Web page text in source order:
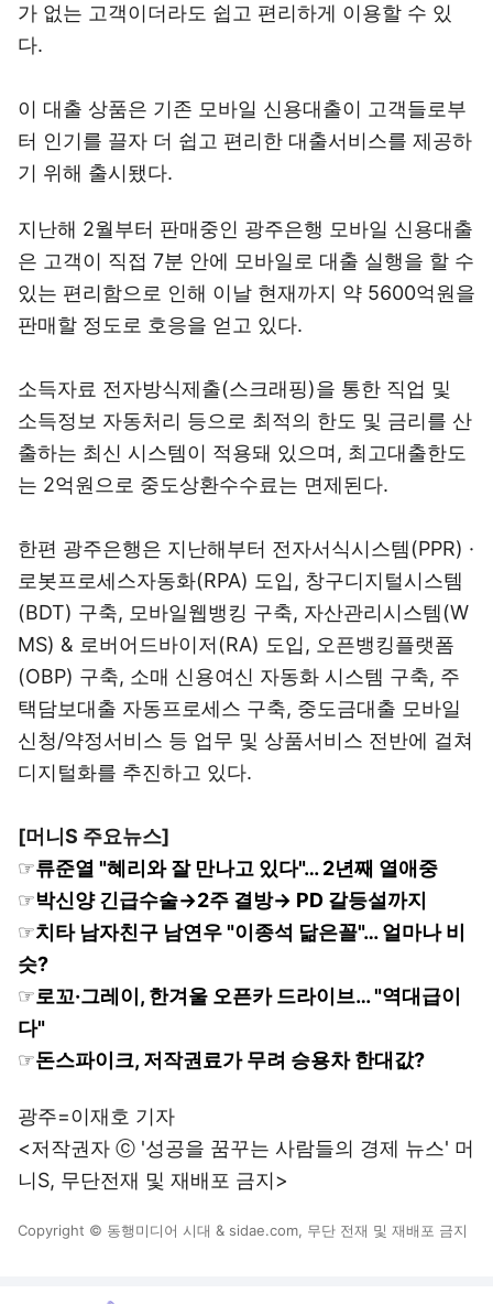
가 없는 고객이더라도 쉽고 편리하게 이용할 수 있
다.
이 대출 상품은 기존 모바일 신용대출이 고객들로부
터 인기를 끌자 더 쉽고 편리한 대출서비스를 제공하
기 위해 출시됐다.
지난해 2월부터 판매중인 광주은행 모바일 신용대출
은 고객이 직접 7분 안에 모바일로 대출 실행을 할 수
있는 편리함으로 인해 이날 현재까지 약 5600억원을
판매할 정도로 호응을 얻고 있다.
소득자료 전자방식제출(스크래핑)을 통한 직업 및
소득정보 자동처리 등으로 최적의 한도 및 금리를 산
출하는 최신 시스템이 적용돼 있으며, 최고대출한도
는 2억원으로 중도상환수수료는 면제된다.
한편 광주은행은 지난해부터 전자서식시스템(PPR) ·
로봇프로세스자동화(RPA) 도입, 창구디지털시스템
(BDT) 구축, 모바일웹뱅킹 구축, 자산관리시스템(W
MS) & 로버어드바이저(RA) 도입, 오픈뱅킹플랫폼
(OBP) 구축, 소매 신용여신 자동화 시스템 구축, 주
택담보대출 자동프로세스 구축, 중도금대출 모바일
신청/약정서비스 등 업무 및 상품서비스 전반에 걸쳐
디지털화를 추진하고 있다.
[머니S 주요뉴스]
☞류준열 "혜리와 잘 만나고 있다"… 2년째 열애중
☞박신양 긴급수술→2주 결방→ PD 갈등설까지
☞치타 남자친구 남연우 "이종석 닮은꼴"… 얼마나 비
슷?
☞로꼬·그레이, 한겨울 오픈카 드라이브… "역대급이
다"
☞돈스파이크, 저작권료가 무려 승용차 한대값?
광주=이재호 기자
<저작권자 ⓒ '성공을 꿈꾸는 사람들의 경제 뉴스' 머
니S, 무단전재 및 재배포 금지>
Copyright © 동행미디어 시대 & sidae.com, 무단 전재 및 재배포 금지